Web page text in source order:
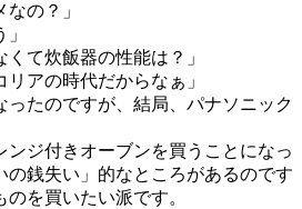
なの？」
くて炊飯器の性能は？」
リアの時代だからなぁ」
たのですが、結局、パナソニック
ジ付きオーブンを買うことになっ
の銭失い」的なところがあるのです
を買いたい派です。